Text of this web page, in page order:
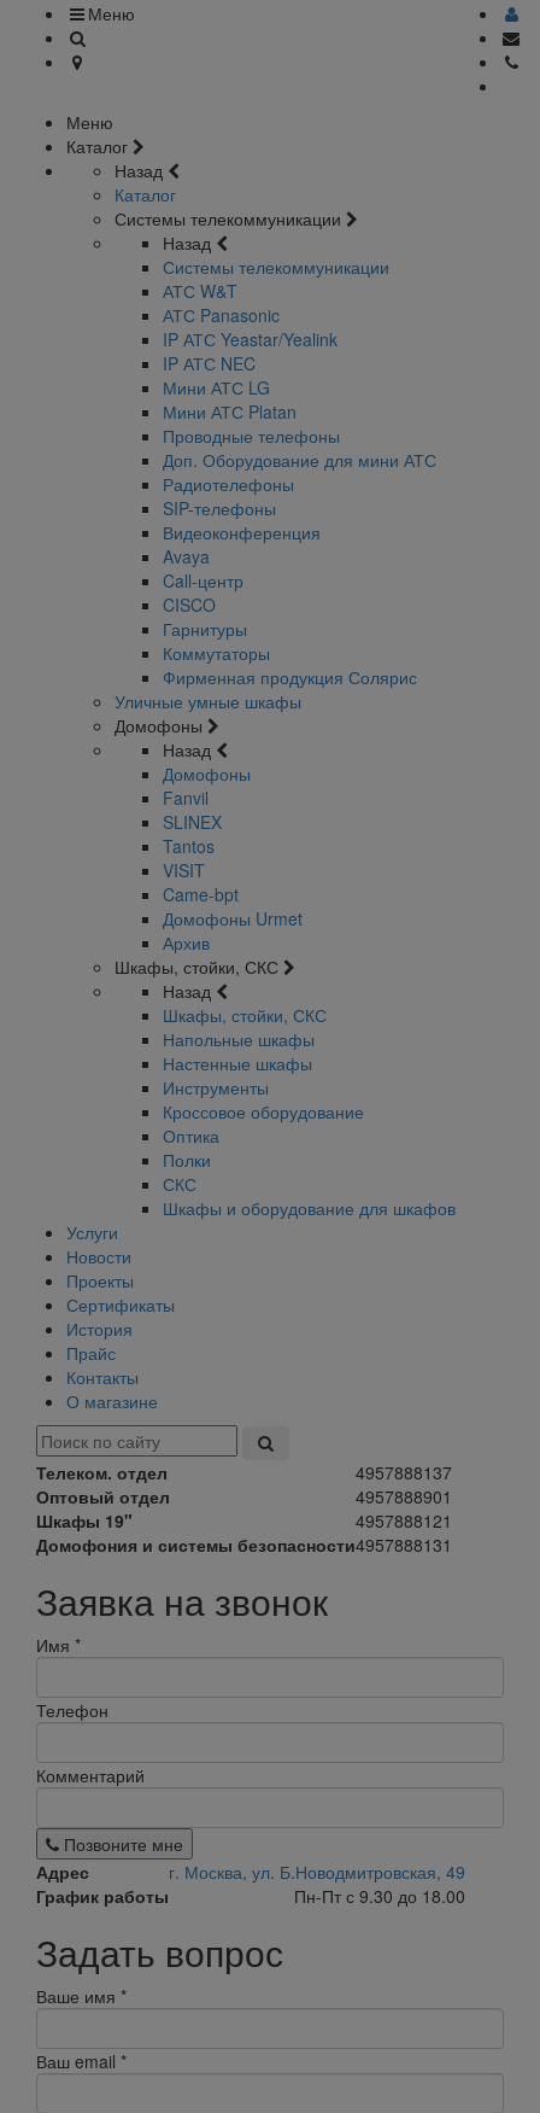
Меню
Меню
Каталог
Назад
Каталог
Системы телекоммуникации
Назад
Системы телекоммуникации
АТС W&T
АТС Panasonic
IP АТС Yeastar/Yealink
IP АТС NEC
Мини АТС LG
Мини АТС Platan
Проводные телефоны
Доп. Оборудование для мини АТС
Радиотелефоны
SIP-телефоны
Видеоконференция
Avaya
Call-центр
CISCO
Гарнитуры
Коммутаторы
Фирменная продукция Солярис
Уличные умные шкафы
Домофоны
Назад
Домофоны
Fanvil
SLINEX
Tantos
VISIT
Came-bpt
Домофоны Urmet
Архив
Шкафы, стойки, СКС
Назад
Шкафы, стойки, СКС
Напольные шкафы
Настенные шкафы
Инструменты
Кроссовое оборудование
Оптика
Полки
СКС
Шкафы и оборудование для шкафов
Услуги
Новости
Проекты
Сертификаты
История
Прайс
Контакты
О магазине
Телеком. отдел
4957888137
Оптовый отдел
4957888901
Шкафы 19"
4957888121
Домофония и системы безопасности4957888131
Заявка на звонок
Имя *
Телефон
Комментарий
Позвоните мне
Адрес
г. Москва, ул. Б.Новодмитровская, 49
График работы
Пн-Пт с 9.30 до 18.00
Задать вопрос
Ваше имя *
Ваш email *